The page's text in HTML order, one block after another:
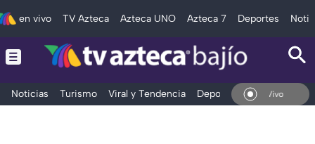
en vivo TV Azteca Azteca UNO Azteca 7 Deportes
Noticias Turismo Viral y Tendencia Deportes Espectáculos
En Vivo